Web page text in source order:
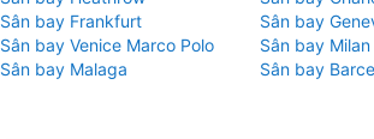
Sân bay Frankfurt
Sân bay
Sân bay Venice Marco Polo
Sân bay
Sân bay Malaga
Sân bay